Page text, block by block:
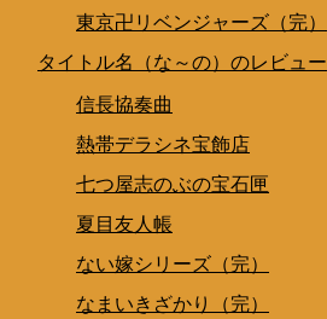
東京卍リベンジャーズ（完）
タイトル名（な～の）のレビュー
信長協奏曲
熱帯デラシネ宝飾店
七つ屋志のぶの宝石匣
夏目友人帳
ない嫁シリーズ（完）
なまいきざかり（完）